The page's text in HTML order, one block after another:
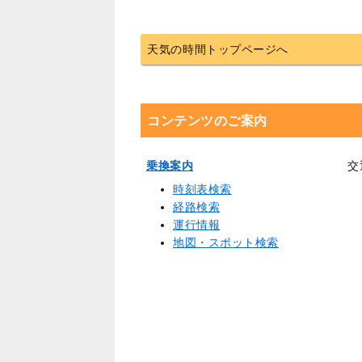
天気の時間トップページへ
コンテンツのご案内
乗換案内
時刻表検索
経路検索
運行情報
地図・スポット検索
交